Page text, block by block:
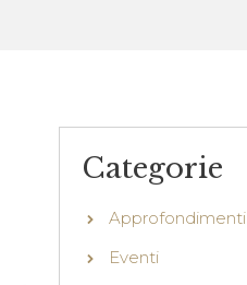
Categorie
Approfondimenti
Eventi